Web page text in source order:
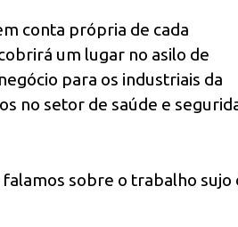
conta própria de cada
um lugar no asilo de
para os industriais da
no setor de saúde e
sobre o trabalho sujo